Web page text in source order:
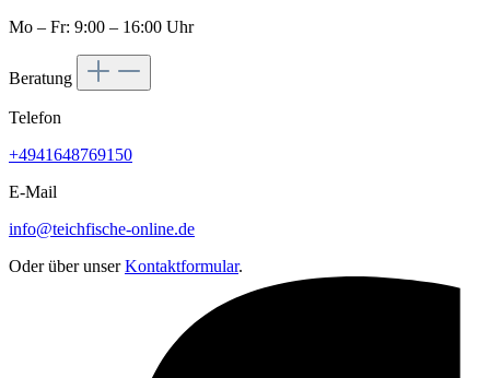
Mo – Fr: 9:00 – 16:00 Uhr
Beratung
Telefon
+4941648769150
E-Mail
info@teichfische-online.de
Oder über unserKontaktformular.